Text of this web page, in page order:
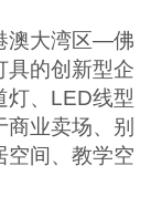
澳大湾区—佛
具的创新型企
灯、LED线型
业卖场、别
空间、教学空